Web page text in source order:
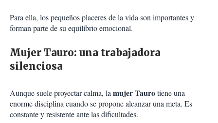
Para ella, los pequeños placeres de la vida son importantes y
forman parte de su equilibrio emocional.
Mujer Tauro: una trabajadora
silenciosa
Aunque suele proyectar calma, lamujer Taurotiene una
enorme disciplina cuando se propone alcanzar una meta. Es
constante y resistente ante las dificultades.